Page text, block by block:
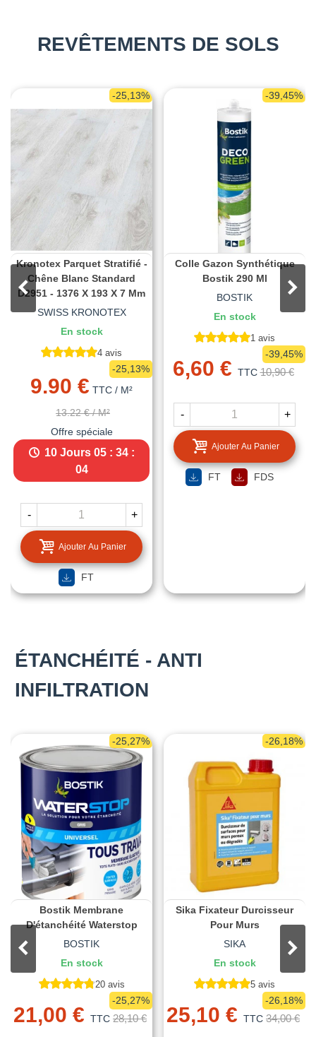
REVÊTEMENTS DE SOLS
-25,13%
Kronotex Parquet Stratifié -
Chêne Blanc Standard
D2951 - 1376 X 193 X 7 Mm
SWISS KRONOTEX
En stock
4 avis
9.90 € TTC / M²
13.22 € / M²
-25,13%
Offre spéciale
10 Jours 05 : 34 :
04
- +
Ajouter Au Panier
FT
-39,45%
Colle Gazon Synthétique
Bostik 290 Ml
BOSTIK
En stock
1 avis
6,60 € TTC 10,90 €
-39,45%
- +
Ajouter Au Panier
FT FDS
ÉTANCHÉITÉ - ANTI
INFILTRATION
-25,27%
Bostik Membrane
D'étanchéité Waterstop
BOSTIK
En stock
20 avis
21,00 € TTC 28,10 €
-25,27%
-26,18%
Sika Fixateur Durcisseur
Pour Murs
SIKA
En stock
5 avis
25,10 € TTC 34,00 €
-26,18%